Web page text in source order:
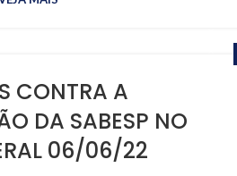
CONTRA A
DA SABESP NO
06/06/22